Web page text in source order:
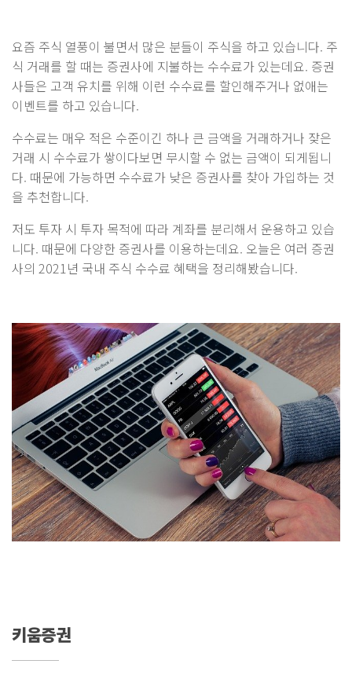
요즘 주식 열풍이 불면서 많은 분들이 주식을 하고 있습니다. 주
식 거래를 할 때는 증권사에 지불하는 수수료가 있는데요. 증권
사들은 고객 유치를 위해 이런 수수료를 할인해주거나 없애는
이벤트를 하고 있습니다.
수수료는 매우 적은 수준이긴 하나 큰 금액을 거래하거나 잦은
거래 시 수수료가 쌓이다보면 무시할 수 없는 금액이 되게됩니
다. 때문에 가능하면 수수료가 낮은 증권사를 찾아 가입하는 것
을 추천합니다.
저도 투자 시 투자 목적에 따라 계좌를 분리해서 운용하고 있습
니다. 때문에 다양한 증권사를 이용하는데요. 오늘은 여러 증권
사의 2021년 국내 주식 수수료 혜택을 정리해봤습니다.
키움증권